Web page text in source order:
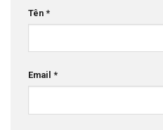
Tên *
Email *